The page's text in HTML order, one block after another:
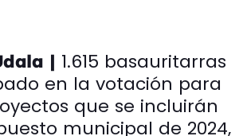
| 1.615 basauritarras
en la votación para
que se incluirán
municipal de 2024,